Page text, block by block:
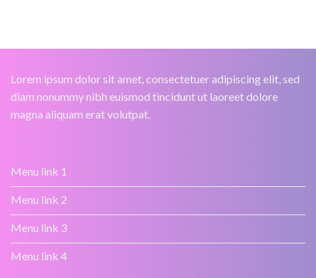
Lorem ipsum dolor sit amet, consectetuer adipiscing elit, sed
diam nonummy nibh euismod tincidunt ut laoreet dolore
magna aliquam erat volutpat.
Menu link 1
Menu link 2
Menu link 3
Menu link 4